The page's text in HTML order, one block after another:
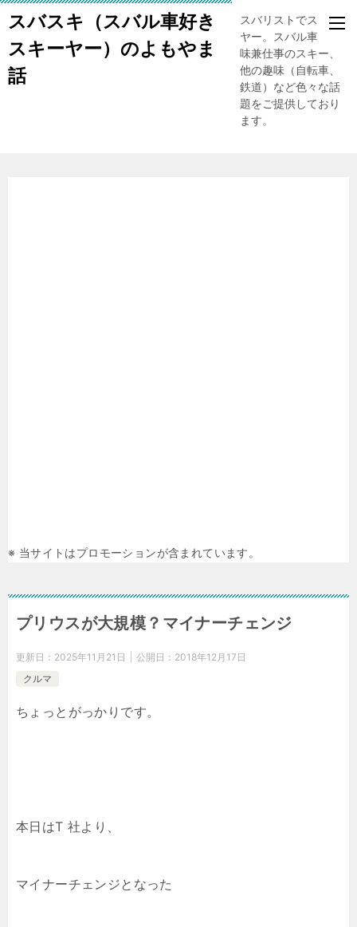
スバスキ（スバル車好き
スキーヤー）のよもやま
話
スバリストでスキー
ヤー。スバル車、趣
味兼仕事のスキー、
他の趣味（自転車、
鉄道）など色々な話
題をご提供しており
ます。
※ 当サイトはプロモーションが含まれています。
プリウスが大規模？マイナーチェンジ
更新日： 2025年11月21日 公開日： 2018年12月17日
クルマ
ちょっとがっかりです。
本日はT 社より、
マイナーチェンジとなった